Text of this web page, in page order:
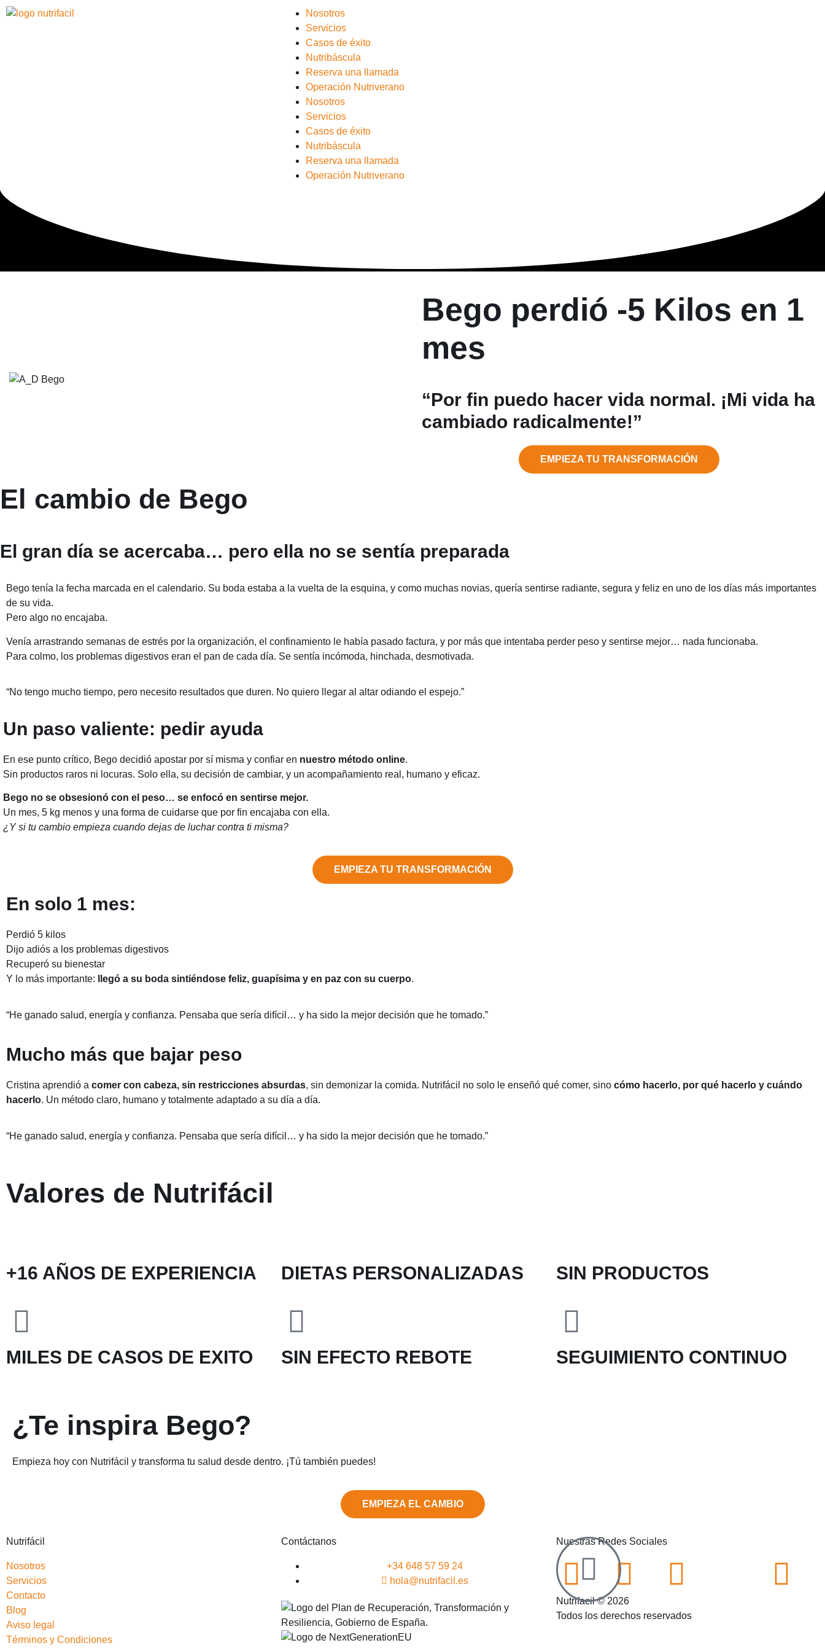
Nosotros
Servicios
Casos de éxito
Nutribáscula
Reserva una llamada
Operación Nutriverano
Nosotros
Servicios
Casos de éxito
Nutribáscula
Reserva una llamada
Operación Nutriverano
Bego perdió -5 Kilos en 1
mes
“Por fin puedo hacer vida normal. ¡Mi vida ha
cambiado radicalmente!”
EMPIEZA TU TRANSFORMACIÓN
El cambio de Bego
El gran día se acercaba… pero ella no se sentía preparada
Bego tenía la fecha marcada en el calendario. Su boda estaba a la vuelta de la esquina, y como muchas novias, quería sentirse radiante, segura y feliz en uno de los días más importantes
de su vida.
Pero algo no encajaba.
Venía arrastrando semanas de estrés por la organización, el confinamiento le había pasado factura, y por más que intentaba perder peso y sentirse mejor… nada funcionaba.
Para colmo, los problemas digestivos eran el pan de cada día. Se sentía incómoda, hinchada, desmotivada.
“No tengo mucho tiempo, pero necesito resultados que duren. No quiero llegar al altar odiando el espejo.”
Un paso valiente: pedir ayuda
En ese punto crítico, Bego decidió apostar por sí misma y confiar en nuestro método online.
Sin productos raros ni locuras. Solo ella, su decisión de cambiar, y un acompañamiento real, humano y eficaz.
Bego no se obsesionó con el peso… se enfocó en sentirse mejor.
Un mes, 5 kg menos y una forma de cuidarse que por fin encajaba con ella.
¿Y si tu cambio empieza cuando dejas de luchar contra ti misma?
EMPIEZA TU TRANSFORMACIÓN
En solo 1 mes:
Perdió 5 kilos
Dijo adiós a los problemas digestivos
Recuperó su bienestar
Y lo más importante:
llegó a su boda sintiéndose feliz, guapísima y en paz con su cuerpo.
“He ganado salud, energía y confianza. Pensaba que sería difícil… y ha sido la mejor decisión que he tomado.”
Mucho más que bajar peso
Cristina aprendió a comer con cabeza, sin restricciones absurdas, sin demonizar la comida. Nutrifácil no solo le enseñó qué comer, sino cómo hacerlo, por qué hacerlo y cuándo
hacerlo. Un método claro, humano y totalmente adaptado a su día a día.
“He ganado salud, energía y confianza. Pensaba que sería difícil… y ha sido la mejor decisión que he tomado.”
Valores de Nutrifácil
+16 AÑOS DE EXPERIENCIA DIETAS PERSONALIZADAS SIN PRODUCTOS
MILES DE CASOS DE EXITO SIN EFECTO REBOTE SEGUIMIENTO CONTINUO
¿Te inspira Bego?
Empieza hoy con Nutrifácil y transforma tu salud desde dentro. ¡Tú también puedes!
EMPIEZA EL CAMBIO
Nutrifácil
Nosotros
Servicios
Contacto
Blog
Aviso legal
Términos y Condiciones
Contáctanos
+34 648 57 59 24
hola@nutrifacil.es
Nuestras Redes Sociales
Nutrifacil © 2026
Todos los derechos reservados